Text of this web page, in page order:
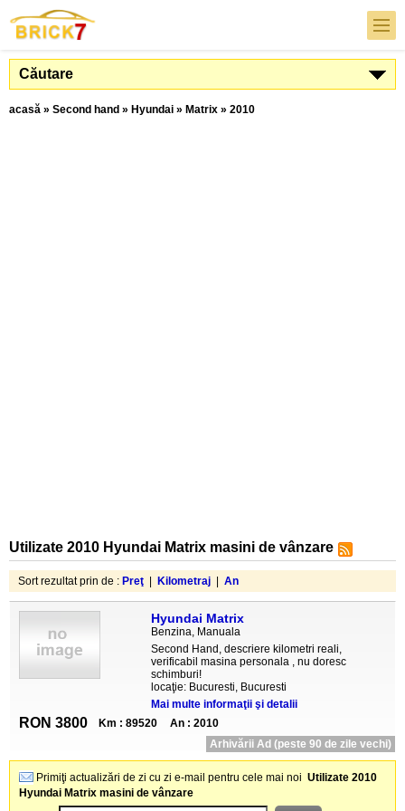
Căutare
acasă » Second hand » Hyundai » Matrix » 2010
Utilizate 2010 Hyundai Matrix masini de vânzare
Sort rezultat prin de : Preţ Kilometraj An
Hyundai Matrix
Benzina, Manuala
Second Hand, descriere kilometri reali,
verificabil masina personala , nu doresc
schimburi!
locaţie: Bucuresti, Bucuresti
Mai multe informaţii şi detalii
RON 3800 Km : 89520
An : 2010
Arhivării Ad (peste 90 de zile vechi)
Primiţi actualizări de zi cu zi e-mail pentru cele mai noi Utilizate 2010
Hyundai Matrix masini de vânzare